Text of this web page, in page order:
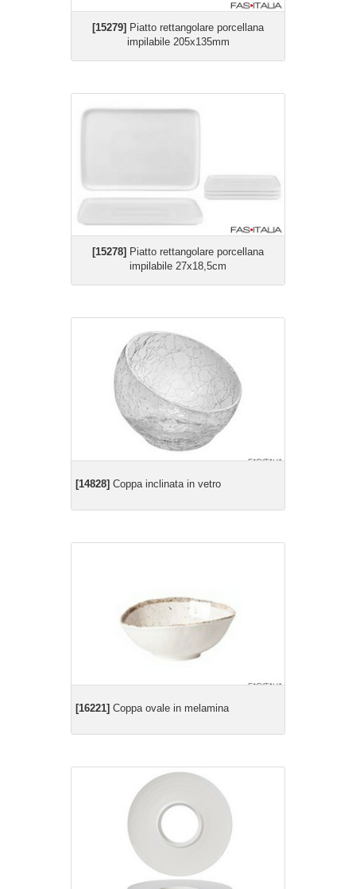
[15279] Piatto rettangolare porcellana
impilabile 205x135mm
[15278] Piatto rettangolare porcellana
impilabile 27x18,5cm
[14828] Coppa inclinata in vetro
[16221] Coppa ovale in melamina